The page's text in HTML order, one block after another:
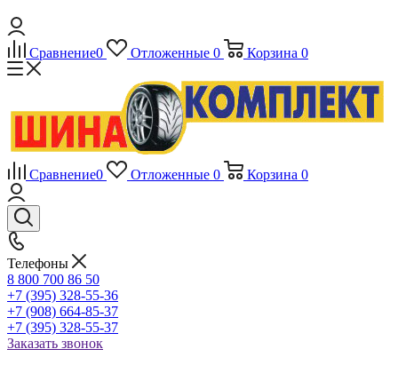
Сравнение0 Отложенные 0 Корзина 0
Сравнение0 Отложенные 0 Корзина 0
Телефоны
8 800 700 86 50
+7 (395) 328-55-36
+7 (908) 664-85-37
+7 (395) 328-55-37
Заказать звонок